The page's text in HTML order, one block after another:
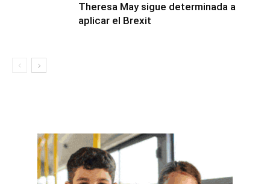
Theresa May sigue determinada a
aplicar el Brexit